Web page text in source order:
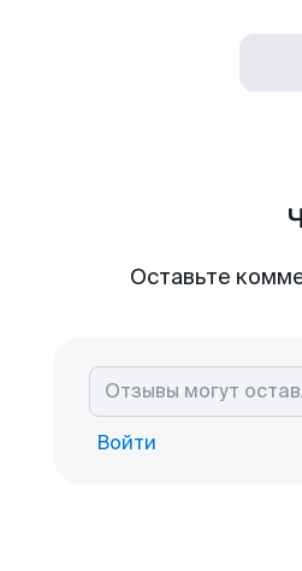
Оставьте
Войти